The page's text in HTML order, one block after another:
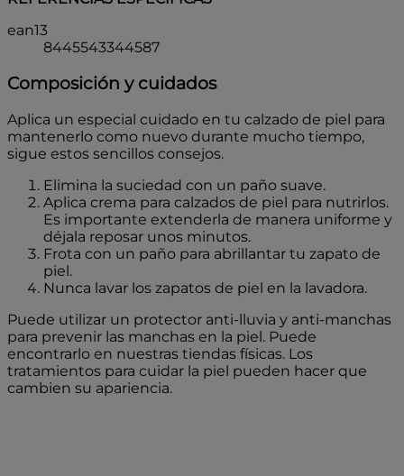
ean13
8445543344587
Composición y cuidados
Aplica un especial cuidado en tu calzado de piel para
mantenerlo como nuevo durante mucho tiempo,
sigue estos sencillos consejos.
Elimina la suciedad con un paño suave.
Aplica crema para calzados de piel para nutrirlos.
Es importante extenderla de manera uniforme y
déjala reposar unos minutos.
Frota con un paño para abrillantar tu zapato de
piel.
Nunca lavar los zapatos de piel en la lavadora.
Puede utilizar un protector anti-lluvia y anti-manchas
para prevenir las manchas en la piel. Puede
encontrarlo en nuestras tiendas físicas. Los
tratamientos para cuidar la piel pueden hacer que
cambien su apariencia.